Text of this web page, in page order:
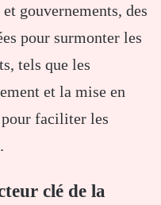
gouvernements, des
pour surmonter les
tels que les
et la mise en
pour faciliter les
clé de la